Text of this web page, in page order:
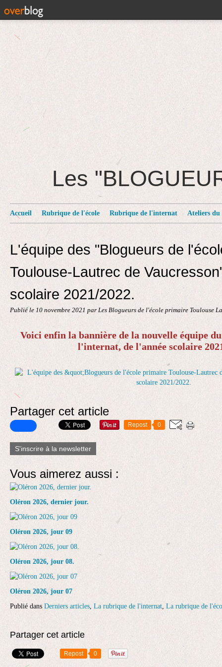
Les
Accueil Rubrique de l'école Rubrique de l'internat Ateliers du
L'équipe des "Blogueurs de
Toulouse-Lautrec de
scolaire 2021/2022.
Publié le 10 novembre 2021 par Les Blogueurs de l'école primaire Toulouse
Voici enfin la bannière de la nouvelle équipe
l'internat, de l'année scolaire
Partager cet article
Repost 0
S'inscrire à la newsletter
Vous aimerez aussi :
Oléron 2026, dernier jour.
Oléron 2026, jour 09
Oléron 2026, jour 08.
Oléron 2026, jour 07
Publié dans Derniers articles, La rubrique de l'internat, La rubrique de
Partager cet article
Repost 0